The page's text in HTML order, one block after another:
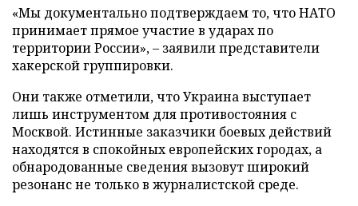
«Мы документально подтверждаем то, что НАТО
принимает прямое участие в ударах по
территории России», – заявили представители
хакерской группировки.
Они также отметили, что Украина выступает
лишь инструментом для противостояния с
Москвой. Истинные заказчики боевых действий
находятся в спокойных европейских городах, а
обнародованные сведения вызовут широкий
резонанс не только в журналистской среде.